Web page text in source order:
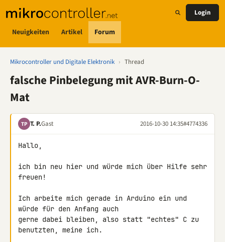
Neuigkeiten Artikel Forum
Login
Mikrocontroller und Digitale Elektronik › Thread
falsche Pinbelegung mit AVR-Burn-O-
Mat
TP T. P.Gast 2016-10-30 14:35#4774336
Hallo,
ich bin neu hier und würde mich über Hilfe sehr
freuen!
Ich arbeite mich gerade in Arduino ein und
würde für den Anfang auch
gerne dabei bleiben, also statt "echtes" C zu
benutzten, meine ich.